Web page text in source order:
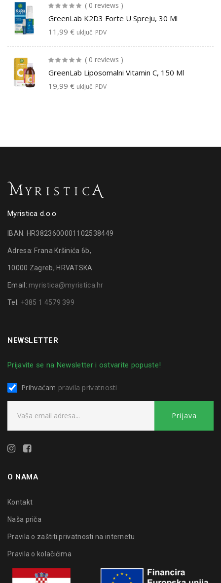
( 0 reviews )
GreenLab K2D3 Forte U Spreju, 30 Ml
11,99 € uključ. PDV
( 0 reviews )
GreenLab Liposomalni Vitamin C, 150 Ml
19,99 € uključ. PDV
Myristica d.o.o
IBAN: HR3823600001102538449
Adresa: Frana Kršinića 6b,
10000 Zagreb, HRVATSKA
Email: myristica@myristica.hr
Tel: +385 1 4579 399
NEWSLETTER
Prijavite se na Newsletter i ostvarite popuste!
Prihvaćam pravila privatnosti
O NAMA
Kontakt
Naša priča
Pravila o zaštiti privatnosti na internetu
Pravila o kolačićima